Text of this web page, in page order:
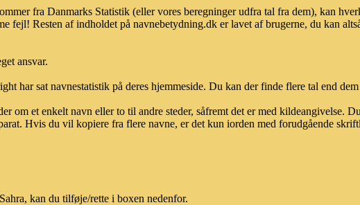
fra Danmarks Statistik (eller vores beregninger udfra tal fra dem), kan
fejl! Resten af indholdet på navnebetydning.dk er lavet af brugerne, du kan
ansvar.
har sat navnestatistik på deres hjemmeside. Du kan der finde flere tal end
om et enkelt navn eller to til andre steder, såfremt det er med kildeangivelse.
Hvis du vil kopiere fra flere navne, er det kun iorden med forudgående
kan du tilføje/rette i boxen nedenfor.